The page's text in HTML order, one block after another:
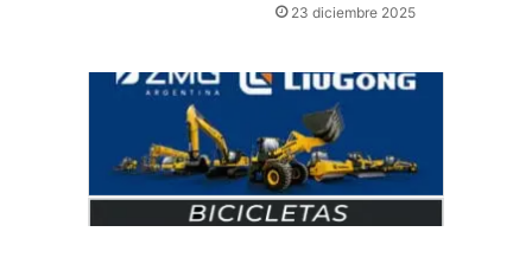
23 diciembre 2025